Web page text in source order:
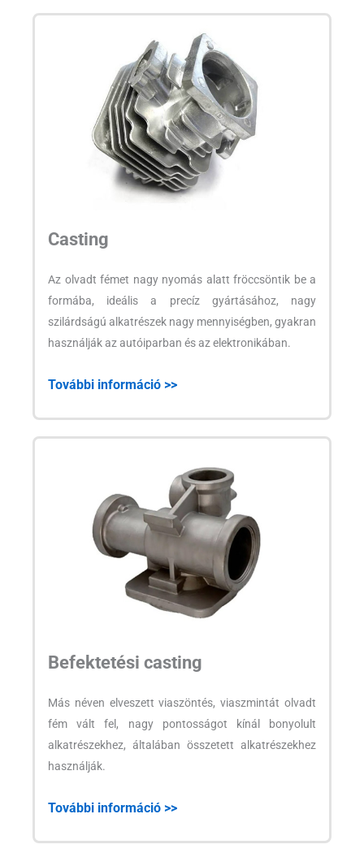
Casting
Az olvadt fémet nagy nyomás alatt fröccsöntik be a
formába, ideális a precíz gyártásához, nagy
szilárdságú alkatrészek nagy mennyiségben, gyakran
használják az autóiparban és az elektronikában.
További információ >>
Befektetési casting
Más néven elveszett viaszöntés, viaszmintát olvadt
fém vált fel, nagy pontosságot kínál bonyolult
alkatrészekhez, általában összetett alkatrészekhez
használják.
További információ >>